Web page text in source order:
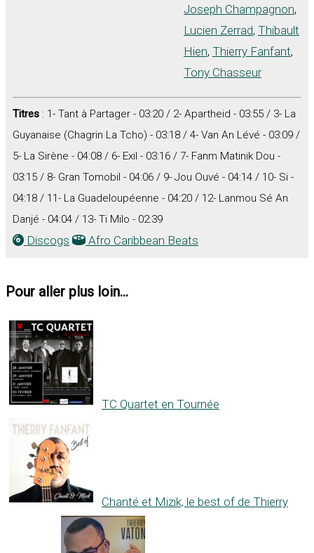
Joseph Champagnon,
Lucien Zerrad, Thibault
Hien, Thierry Fanfant,
Tony Chasseur
Titres : 1- Tant à Partager - 03:20 / 2- Apartheid - 03:55 / 3- La
Guyanaise (Chagrin La Tcho) - 03:18 / 4- Van An Lévé - 03:09 /
5- La Sirène - 04:08 / 6- Exil - 03:16 / 7- Fanm Matinik Dou -
03:15 / 8- Gran Tomobil - 04:06 / 9- Jou Ouvé - 04:14 / 10- Si -
04:18 / 11- La Guadeloupéenne - 04:20 / 12- Lanmou Sé An
Danjé - 04:04 / 13- Ti Milo - 02:39
Discogs Afro Caribbean Beats
Pour aller plus loin...
TC Quartet en Tournée
Chanté et Mizik, le best of de Thierry